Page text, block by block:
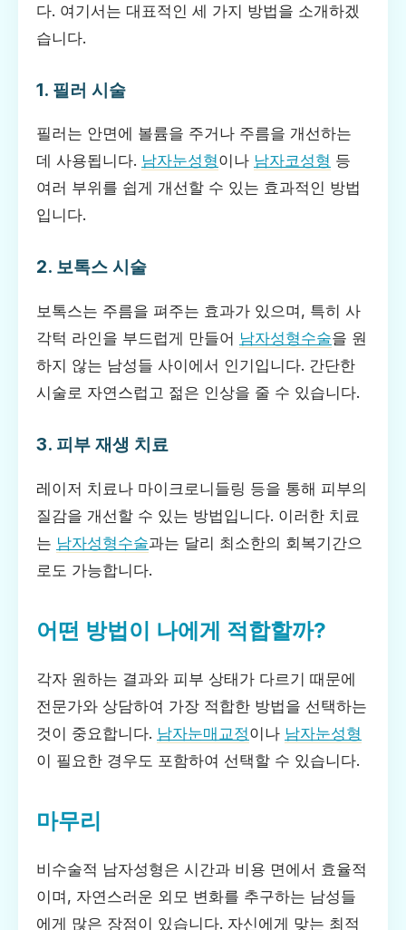
다. 여기서는 대표적인 세 가지 방법을 소개하겠
습니다.
1. 필러 시술
필러는 안면에 볼륨을 주거나 주름을 개선하는
데 사용됩니다. 남자눈성형이나 남자코성형 등
여러 부위를 쉽게 개선할 수 있는 효과적인 방법
입니다.
2. 보톡스 시술
보톡스는 주름을 펴주는 효과가 있으며, 특히 사
각턱 라인을 부드럽게 만들어 남자성형수술을 원
하지 않는 남성들 사이에서 인기입니다. 간단한
시술로 자연스럽고 젊은 인상을 줄 수 있습니다.
3. 피부 재생 치료
레이저 치료나 마이크로니들링 등을 통해 피부의
질감을 개선할 수 있는 방법입니다. 이러한 치료
는 남자성형수술과는 달리 최소한의 회복기간으
로도 가능합니다.
어떤 방법이 나에게 적합할까?
각자 원하는 결과와 피부 상태가 다르기 때문에
전문가와 상담하여 가장 적합한 방법을 선택하는
것이 중요합니다. 남자눈매교정이나 남자눈성형
이 필요한 경우도 포함하여 선택할 수 있습니다.
마무리
비수술적 남자성형은 시간과 비용 면에서 효율적
이며, 자연스러운 외모 변화를 추구하는 남성들
에게 많은 장점이 있습니다. 자신에게 맞는 최적